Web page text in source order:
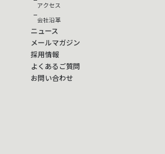
アクセス
会社沿革
ニュース
メールマガジン
採用情報
よくあるご質問
お問い合わせ